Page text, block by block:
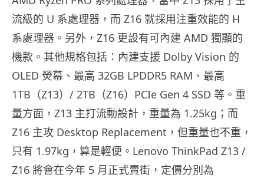
流級的 U 系處理器，而 Z16 就採用注重效能的 H
系處理器。另外，Z16 更設有可內建 AMD 獨顯的
機款。其他規格包括：內建支援 Dolby Vision 的
OLED 熒幕、最高 32GB LPDDR5 RAM、最高
1TB（Z13）/ 2TB（Z16）PCIe Gen 4 SSD 等。重
量方面，Z13 主打流動設計，重量為 1.25kg；而
Z16 主攻 Desktop Replacement，但重量也不重，
只有 1.97kg，算是輕便。Lenovo ThinkPad Z13 /
Z16 將會在今年 5 月正式賣街，定價分別為